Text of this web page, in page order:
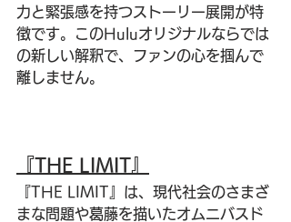
力と緊張感を持つストーリー展開が特
徴です。このHuluオリジナルならでは
の新しい解釈で、ファンの心を掴んで
離しません。
『THE LIMIT』
『THE LIMIT』は、現代社会のさまざ
まな問題や葛藤を描いたオムニバスド